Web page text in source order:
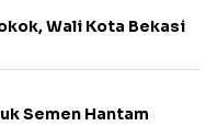
Wali Kota Bekasi
Semen Hantam